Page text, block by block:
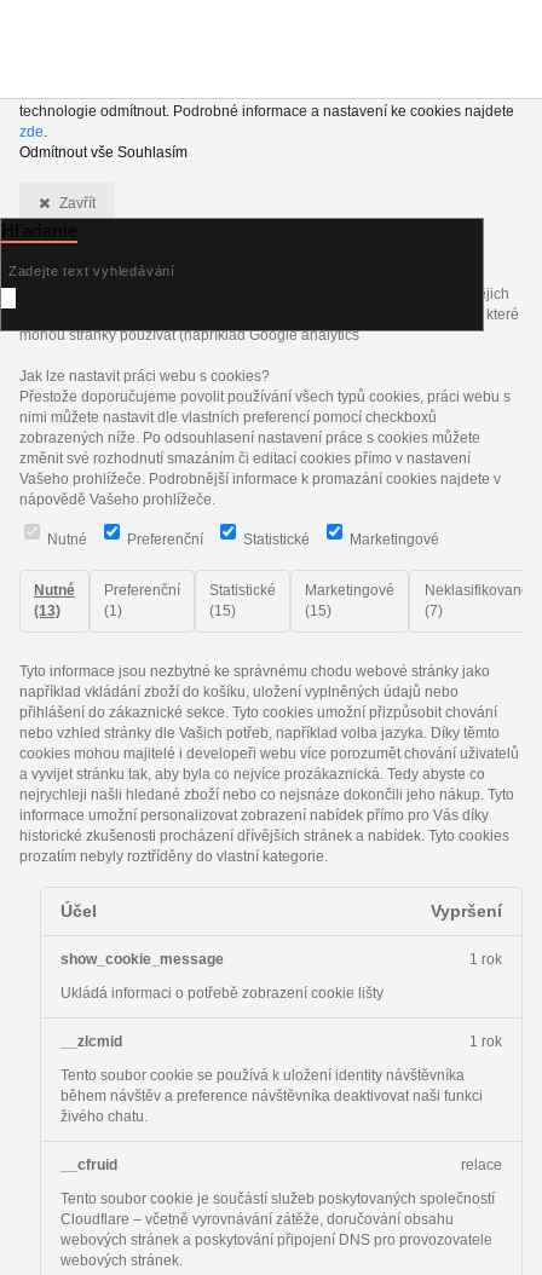
technologie odmítnout. Podrobné informace a nastavení ke cookies najdete
zde.
Odmítnout vše Souhlasím
Zavřít
Cookies jsou krátké textové informace, které jsou uloženy ve Vašem
prohlížeči. Tyto informace běžně používají všechny webové stránky a jejich
procházením dochází k ukládání cookies. Pomocí partnerských skriptů, které
mohou stránky používat (například Google analytics
Jak lze nastavit práci webu s cookies?
Přestože doporučujeme povolit používání všech typů cookies, práci webu s
nimi můžete nastavit dle vlastních preferencí pomocí checkboxů
zobrazených níže. Po odsouhlasení nastavení práce s cookies můžete
změnit své rozhodnutí smazáním či editací cookies přímo v nastavení
Vašeho prohlížeče. Podrobnější informace k promazání cookies najdete v
nápovědě Vašeho prohlížeče.
Nutné Preferenční Statistické Marketingové
Nutné
(13)
Preferenční
(1)
Statistické
(15)
Marketingové
(15)
Neklasifikované
(7)
Tyto informace jsou nezbytné ke správnému chodu webové stránky jako
například vkládání zboží do košíku, uložení vyplněných údajů nebo
přihlášení do zákaznické sekce. Tyto cookies umožní přizpůsobit chování
nebo vzhled stránky dle Vašich potřeb, například volba jazyka. Díky těmto
cookies mohou majitelé i developeři webu více porozumět chování uživatelů
a vyvijet stránku tak, aby byla co nejvíce prozákaznická. Tedy abyste co
nejrychleji našli hledané zboží nebo co nejsnáze dokončili jeho nákup. Tyto
informace umožní personalizovat zobrazení nabídek přímo pro Vás díky
historické zkušenosti procházení dřívějších stránek a nabídek. Tyto cookies
prozatím nebyly roztříděny do vlastní kategorie.
Účel Vypršení
show_cookie_message
Ukládá informaci o potřebě zobrazení cookie lišty
1 rok
__zlcmid
Tento soubor cookie se používá k uložení identity návštěvníka
během návštěv a preference návštěvníka deaktivovat naši funkci
živého chatu.
1 rok
__cfruid
Tento soubor cookie je součástí služeb poskytovaných společností
Cloudflare – včetně vyrovnávání zátěže, doručování obsahu
webových stránek a poskytování připojení DNS pro provozovatele
webových stránek.
relace